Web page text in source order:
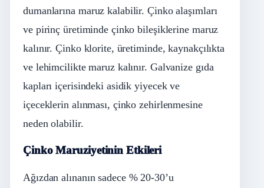
dumanlarına maruz kalabilir. Çinko alaşımları
ve pirinç üretiminde çinko bileşiklerine maruz
kalınır. Çinko klorite, üretiminde, kaynakçılıkta
ve lehimcilikte maruz kalınır. Galvanize gıda
kapları içerisindeki asidik yiyecek ve
içeceklerin alınması, çinko zehirlenmesine
neden olabilir.
Çinko Maruziyetinin Etkileri
Ağızdan alınanın sadece % 20-30’u